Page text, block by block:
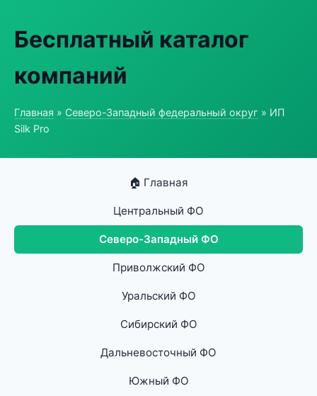
Бесплатный каталог
компаний
Главная » Северо-Западный федеральный округ » ИП
Silk Pro
🏠 Главная
Центральный ФО
Северо-Западный ФО
Приволжский ФО
Уральский ФО
Сибирский ФО
Дальневосточный ФО
Южный ФО